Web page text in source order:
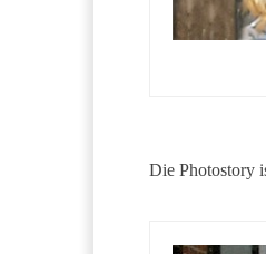
Die Photostory